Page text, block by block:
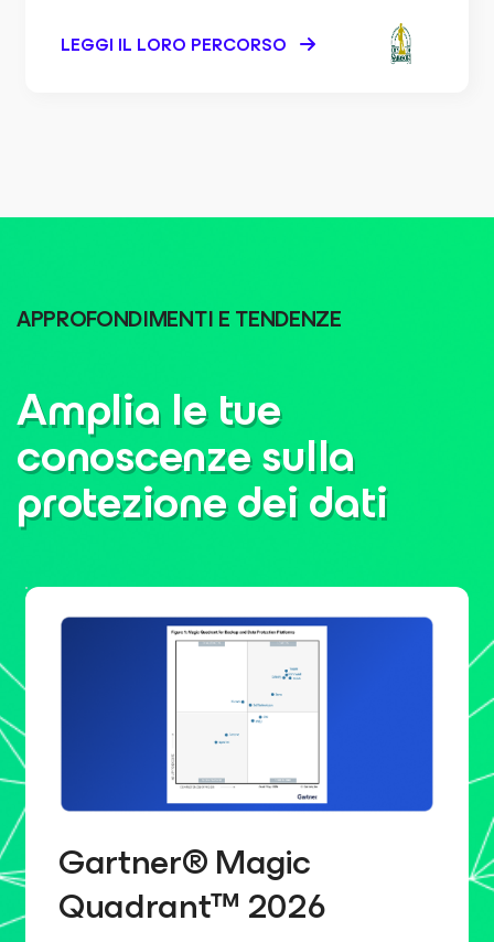
LEGGI IL LORO PERCORSO
APPROFONDIMENTI E TENDENZE
Amplia le tue
conoscenze sulla
protezione dei dati
Gartner® Magic
Quadrant™ 2026